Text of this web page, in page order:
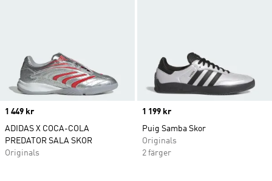
Price
1 449 kr
ADIDAS X COCA-COLA
PREDATOR SALA SKOR
Originals
Price
1 199 kr
Puig Samba Skor
Originals
2 färger